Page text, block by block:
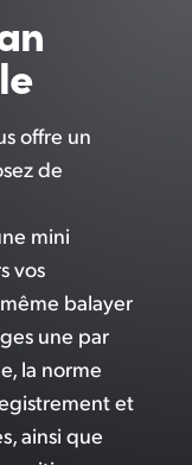
offre un
de
mini
vos
balayer
une par
la norme
et
ainsi que